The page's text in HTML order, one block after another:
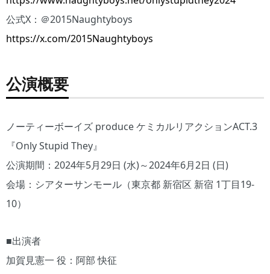
公式X：＠2015Naughtyboys
https://x.com/2015Naughtyboys
公演概要
ノーティーボーイズ produce ケミカルリアクションACT.3
『Only Stupid They』
公演期間：2024年5月29日 (水)～2024年6月2日 (日)
会場：シアターサンモール（東京都 新宿区 新宿 1丁目19-
10）
■出演者
加賀見憲一 役：阿部 快征